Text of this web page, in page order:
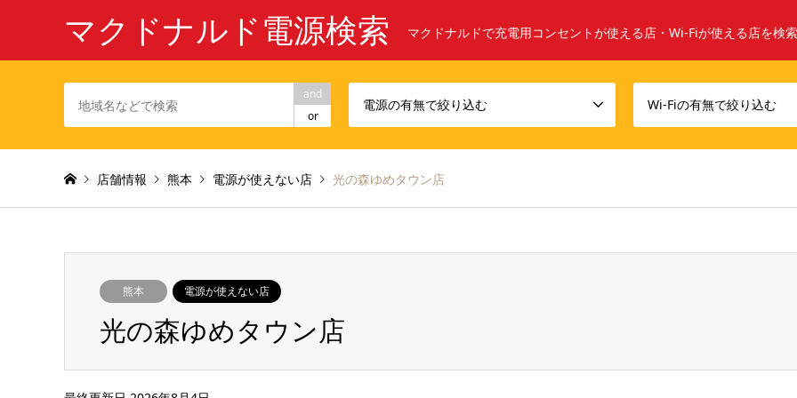
マクドナルド電源検索 マクドナルドで充電用コンセントが使える店・Wi-Fiが使える店を検
and
or
電源の有無で絞り込む Wi-Fiの有無で絞り込む
店舗情報 熊本 電源が使えない店 光の森ゆめタウン店
熊本 電源が使えない店
光の森ゆめタウン店